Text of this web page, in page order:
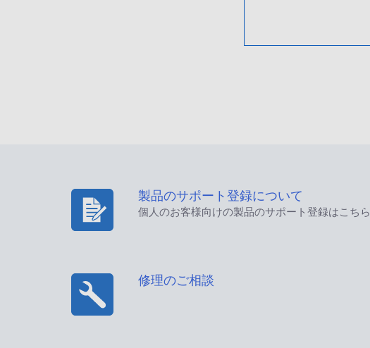
製品のサポート登録について
個人のお客様向けの製品のサポート登録はこちら
修理のご相談